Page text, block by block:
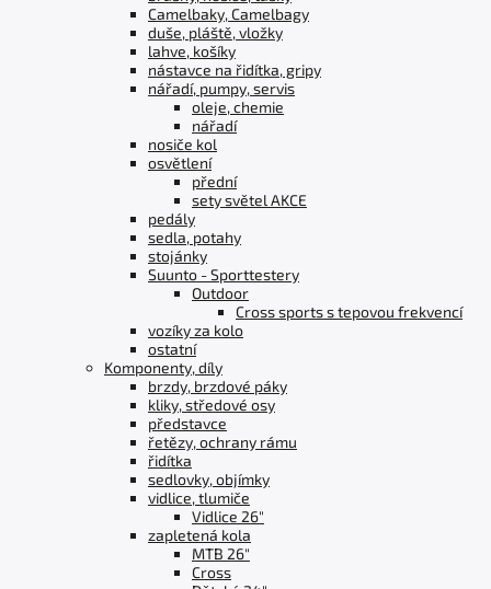
Camelbaky, Camelbagy
duše, pláště, vložky
lahve, košíky
nástavce na řidítka, gripy
nářadí, pumpy, servis
oleje, chemie
nářadí
nosiče kol
osvětlení
přední
sety světel AKCE
pedály
sedla, potahy
stojánky
Suunto - Sporttestery
Outdoor
Cross sports s tepovou frekvencí
vozíky za kolo
ostatní
Komponenty, díly
brzdy, brzdové páky
kliky, středové osy
představce
řetězy, ochrany rámu
řidítka
sedlovky, objímky
vidlice, tlumiče
Vidlice 26"
zapletená kola
MTB 26"
Cross